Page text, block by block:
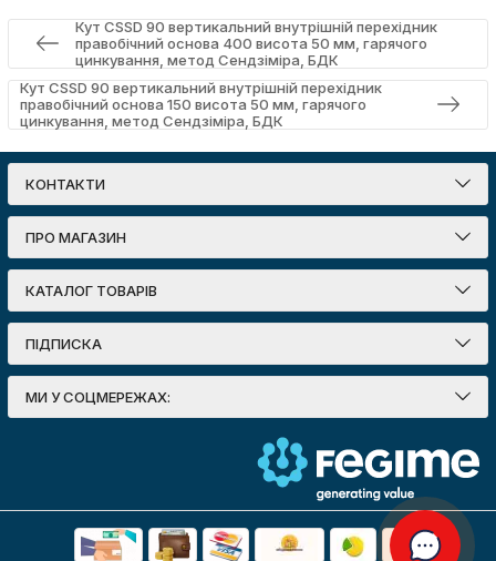
Кут CSSD 90 вертикальний внутрішній перехідник
правобічний основа 400 висота 50 мм, гарячого
цинкування, метод Сендзіміра, БДК
Кут CSSD 90 вертикальний внутрішній перехідник
правобічний основа 150 висота 50 мм, гарячого
цинкування, метод Сендзіміра, БДК
КОНТАКТИ
ПРО МАГАЗИН
КАТАЛОГ ТОВАРІВ
ПІДПИСКА
МИ У СОЦМЕРЕЖАХ: